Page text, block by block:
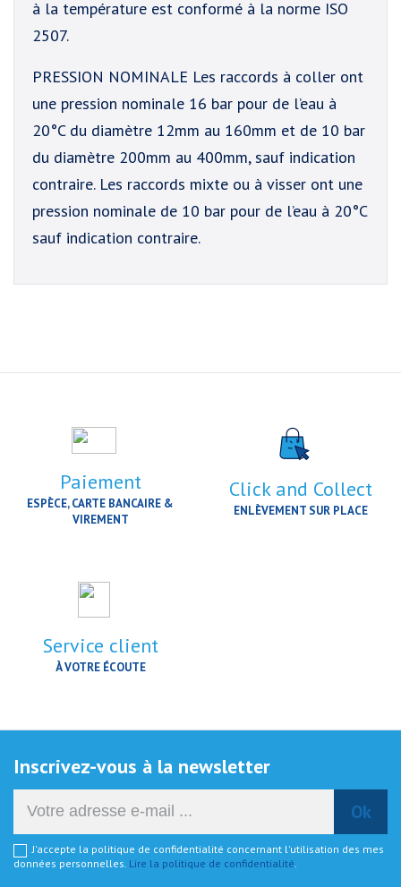
à la température est conformé à la norme ISO
2507.
PRESSION NOMINALE Les raccords à coller ont
une pression nominale 16 bar pour de l’eau à
20°C du diamètre 12mm au 160mm et de 10 bar
du diamètre 200mm au 400mm, sauf indication
contraire. Les raccords mixte ou à visser ont une
pression nominale de 10 bar pour de l’eau à 20°C
sauf indication contraire.
Paiement
ESPÈCE, CARTE BANCAIRE &
VIREMENT
Click and Collect
ENLÈVEMENT SUR PLACE
Service client
À VOTRE ÉCOUTE
Inscrivez-vous à la newsletter
J'accepte la politique de confidentialité concernant l'utilisation des mes
données personnelles. Lire la politique de confidentialité